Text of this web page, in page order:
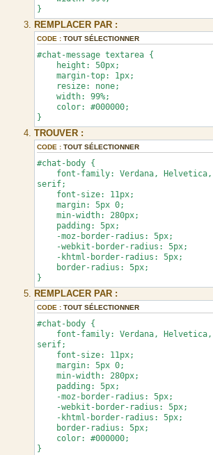
}
REMPLACER PAR :
CODE : TOUT SÉLECTIONNER
#chat-message textarea {
height: 50px;
margin-top: 1px;
resize: none;
width: 99%;
color: #000000;
}
TROUVER :
CODE : TOUT SÉLECTIONNER
#chat-body {
font-family: Verdana,
serif;
font-size: 11px;
margin: 5px 0;
min-width: 280px;
padding: 5px;
-moz-border-radius: 5px;
-webkit-border-radius: 5px;
-khtml-border-radius: 5px;
border-radius: 5px;
}
REMPLACER PAR :
CODE : TOUT SÉLECTIONNER
#chat-body {
font-family: Verdana,
serif;
font-size: 11px;
margin: 5px 0;
min-width: 280px;
padding: 5px;
-moz-border-radius: 5px;
-webkit-border-radius: 5px;
-khtml-border-radius: 5px;
border-radius: 5px;
color: #000000;
}